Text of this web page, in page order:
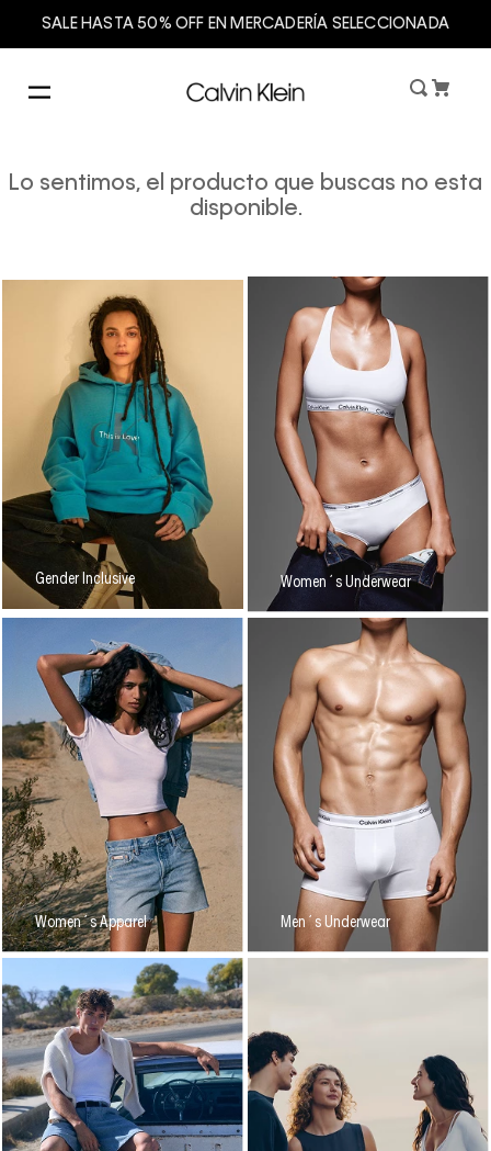
SALE HASTA 50% OFF EN MERCADERÍA SELECCIONADA
Lo sentimos, el producto que buscas no esta
disponible.
Gender Inclusive Women´s Underwear
Women´s Apparel Men´s Underwear